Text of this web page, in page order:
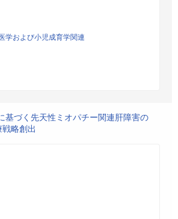
学および小児成育学関連
基づく先天性ミオパチー関連肝障害の
略創出